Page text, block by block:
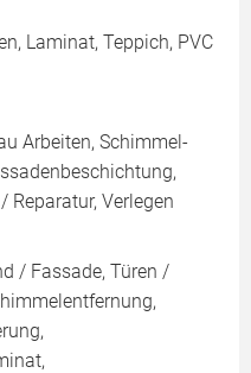
Laminat, Teppich, PVC
Arbeiten, Schimmel-
Reparatur, Verlegen
/ Fassade, Türen /